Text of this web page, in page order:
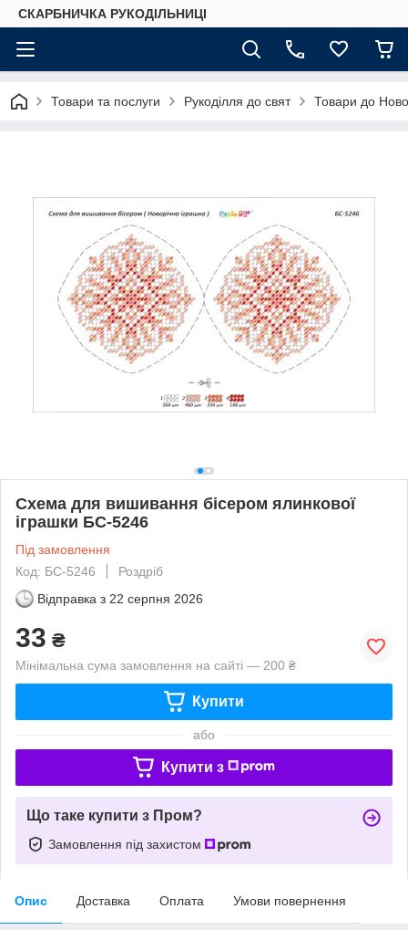
СКАРБНИЧКА РУКОДІЛЬНИЦІ
Товари та послуги Рукоділля до свят Товари до
Схема для вишивання бісером ялинкової
іграшки БС-5246
Під замовлення
Код: БС-5246
Роздріб
Відправка з 22 серпня 2026
33 ₴
Мінімальна сума замовлення на сайті — 200 ₴
Купити
або
Купити з
Що таке купити з Пром?
Замовлення під захистом
Опис Доставка Оплата Умови повернення